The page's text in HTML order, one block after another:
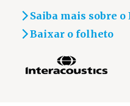
Saiba mais sobre o
Baixar o folheto